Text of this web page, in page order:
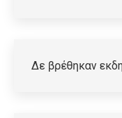
Δε βρέθηκαν